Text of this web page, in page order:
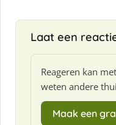
Laat een
Reageren kan
weten andere
Maak een